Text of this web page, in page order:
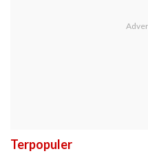
Terpopuler